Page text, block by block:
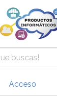
Acceso